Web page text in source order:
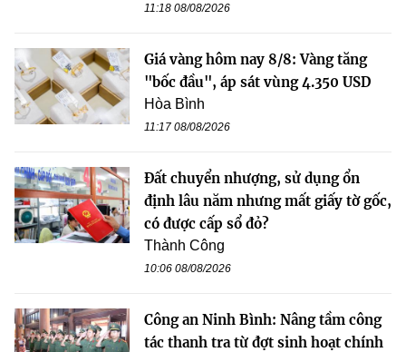
11:18 08/08/2026
Giá vàng hôm nay 8/8: Vàng tăng
"bốc đầu", áp sát vùng 4.350 USD
Hòa Bình
11:17 08/08/2026
Đất chuyển nhượng, sử dụng ổn
định lâu năm nhưng mất giấy tờ gốc,
có được cấp sổ đỏ?
Thành Công
10:06 08/08/2026
Công an Ninh Bình: Nâng tầm công
tác thanh tra từ đợt sinh hoạt chính